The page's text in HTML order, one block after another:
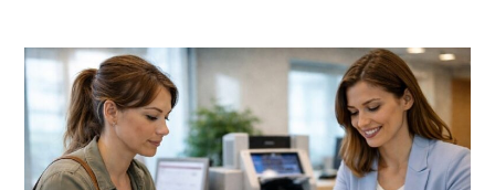
SCHNELLER
VORAN